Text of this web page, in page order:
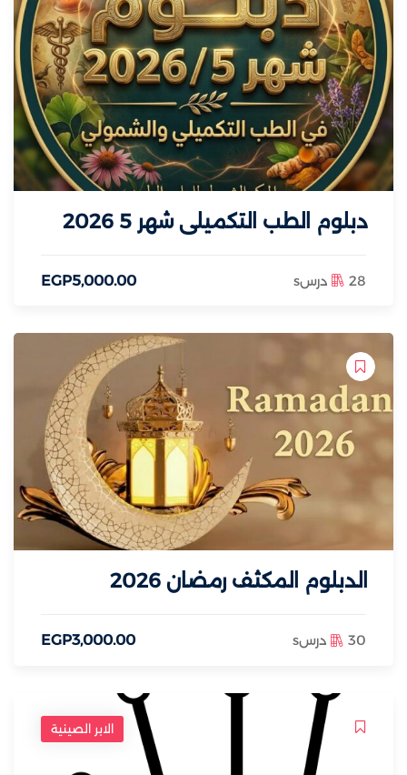
دبلوم الطب التكميلي شهر 5 2026
28 درسs EGP5,000.00
الدبلوم المكثف رمضان 2026
30 درسs EGP3,000.00
الابر الصينية